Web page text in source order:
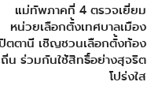
แม่ทัพภาคที่ 4 ตรวจเยี่ยม
หน่วยเลือกตั้งเทศบาลเมือง
ปัตตานี เชิญชวนเลือกตั้งท้อง
ถิ่น ร่วมกันใช้สิทธิ์อย่างสุจริต
โปร่งใส